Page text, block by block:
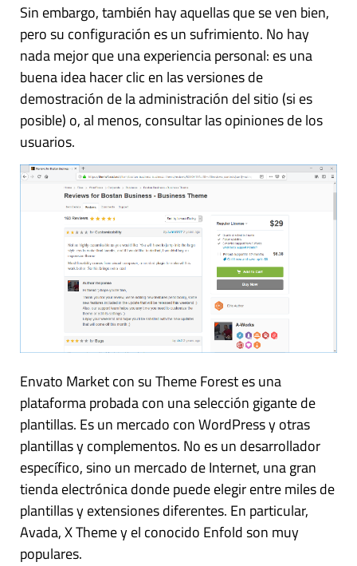
Sin embargo, también hay aquellas que se ven bien,
pero su configuración es un sufrimiento. No hay
nada mejor que una experiencia personal: es una
buena idea hacer clic en las versiones de
demostración de la administración del sitio (si es
posible) o, al menos, consultar las opiniones de los
usuarios.
Envato Market con su Theme Forest es una
plataforma probada con una selección gigante de
plantillas. Es un mercado con WordPress y otras
plantillas y complementos. No es un desarrollador
específico, sino un mercado de Internet, una gran
tienda electrónica donde puede elegir entre miles de
plantillas y extensiones diferentes. En particular,
Avada, X Theme y el conocido Enfold son muy
populares.